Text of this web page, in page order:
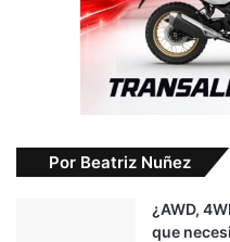
Por Beatriz Nuñez
¿AWD,
que